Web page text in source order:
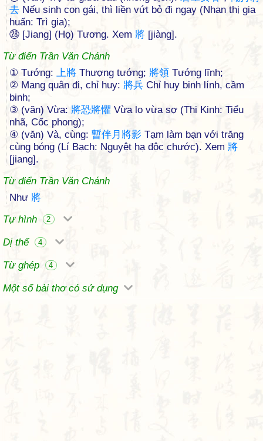
去 Nếu sinh con gái, thì liền vứt bỏ đi ngay (Nhan thị gia
huấn: Trì gia);
㉘ [Jiang] (Họ) Tương. Xem 將 [jiàng].
Từ điển Trần Văn Chánh
① Tướng: 上將 Thượng tướng; 將領 Tướng lĩnh;
② Mang quân đi, chỉ huy: 將兵 Chỉ huy binh lính, cầm
binh;
③ (văn) Vừa: 將恐將懼 Vừa lo vừa sợ (Thi Kinh: Tiểu
nhã, Cốc phong);
④ (văn) Và, cùng: 暫伴月 將影 Tạm làm bạn với trăng
cùng bóng (Lí Bạch: Nguyệt hạ độc chước). Xem 將
[jiang].
Từ điển Trần Văn Chánh
Như 將
Tự hình
2
Dị thể 4
Từ ghép 4
Một số bài thơ có sử dụng